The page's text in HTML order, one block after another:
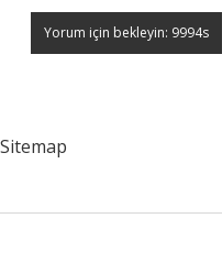
Sitemap